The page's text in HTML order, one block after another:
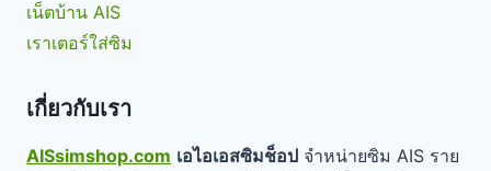
เน็ตบ้าน AIS
เราเตอร์ใส่ซิม
เกี่ยวกับเรา
AISsimshop.com เอไอเอสซิมช็อป จำหน่ายซิม AIS ราย